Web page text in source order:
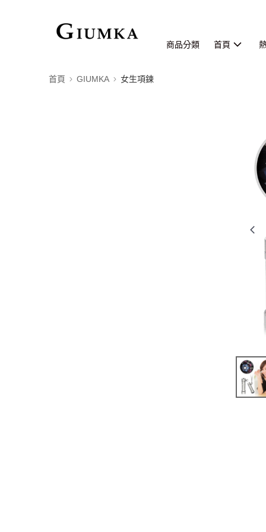
商品分類 首頁
首頁 GIUMKA 女生項鍊